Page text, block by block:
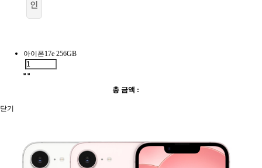
인
아이폰17e 256GB
총 금액 :
닫기